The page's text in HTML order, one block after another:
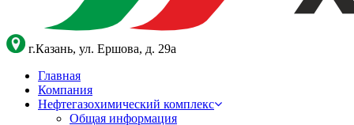
г.Казань, ул. Ершова, д. 29а
Главная
Компания
Нефтегазохимический комплекс
Общая информация